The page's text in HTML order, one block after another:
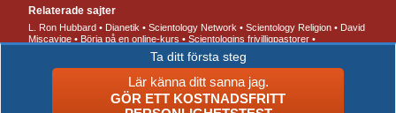
Ta ditt första steg
Lär känna ditt sanna jag.
GÖR ETT KOSTNADSFRITT
Relaterade sajter
L. Ron Hubbard Dianetik Scientology Network Scientology Religion
David
Miscavige
Börja på en online-kurs
Scientologins frivilligpastorer
Internationella scientologförbundet
Freedom Magazine
Enade för mänskliga rättigheter
mänskliga rättigheter
© 2026 Church of Scientology International. Alla rättigheter förbehållna.